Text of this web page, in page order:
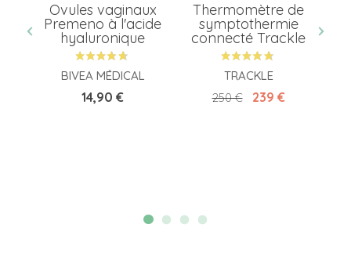
Ovules vaginaux
Premeno à l'acide
hyaluronique
BIVEA MÉDICAL
Prix
14,90 €
Thermomètre de
symptothermie
connecté Trackle
TRACKLE
Prix de base
250 € Prix
239 €